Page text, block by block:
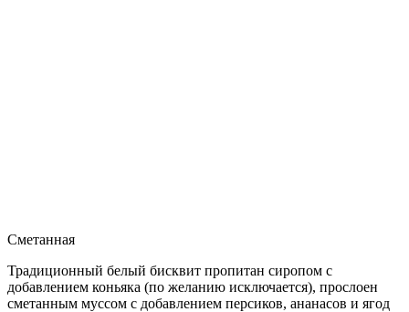
Сметанная
Традиционный белый бисквит пропитан сиропом с
добавлением коньяка (по желанию исключается), прослоен
сметанным муссом с добавлением персиков, ананасов и ягод